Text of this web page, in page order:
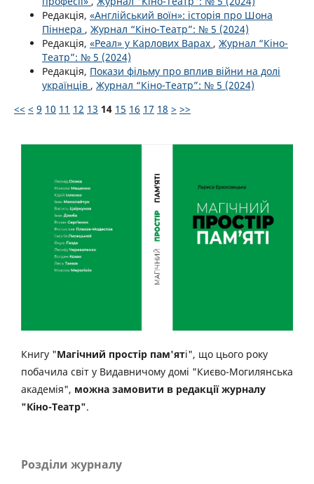
Редакція, «Англійський воїн»: історія про Шона
Піннера , Журнал “Кіно-Театр”: № 5 (2024)
Редакція, «Реал» у Карлових Варах , Журнал “Кіно-
Театр”: № 5 (2024)
Редакція, Покази фільму про вплив війни на долі
українців , Журнал “Кіно-Театр”: № 5 (2024)
<< < 9 10 11 12 13 14 15 16 17 18 > >>
Книгу "Магічний простір пам'яті", що цього року
побачила світ у Видавничому домі "Києво-Могилянська
академія", можна замовити в редакції журналу
"Кіно-Театр".
Розділи журналу